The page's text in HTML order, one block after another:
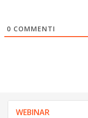
0 COMMENTI
WEBINAR